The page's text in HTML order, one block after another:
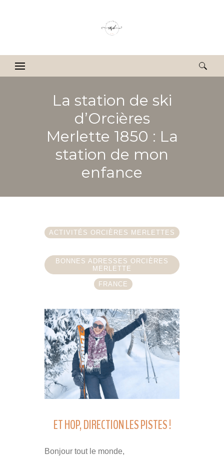
Rechercher :
La station de ski
d’Orcières
Merlette 1850 : La
station de mon
enfance
ACTIVITÉS ORCIÈRES MERLETTES
BONNES ADRESSES ORCIÈRES
MERLETTE
FRANCE
ET HOP, DIRECTION LES PISTES !
Bonjour tout le monde,